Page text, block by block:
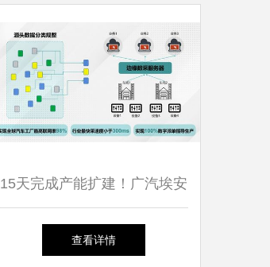
15天完成产能扩建！广汽埃安
智能生态工厂二期工程竣工，
查看详情